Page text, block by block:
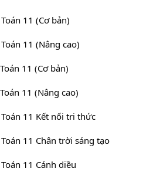
11 (Cơ bản)
11 (Nâng cao)
11 (Cơ bản)
11 (Nâng cao)
Toán 11 Kết nối tri thức
11 Chân trời sáng tạo
11 Cánh diều